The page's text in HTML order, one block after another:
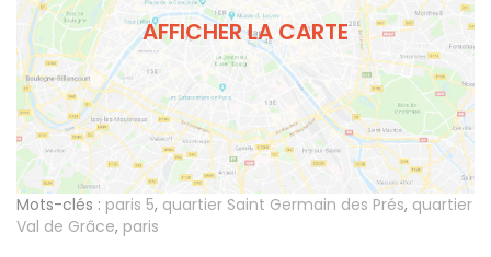
AFFICHER LA CARTE
Mots-clés : paris 5, quartier Saint Germain des Prés, quartier
Val de Grâce, paris